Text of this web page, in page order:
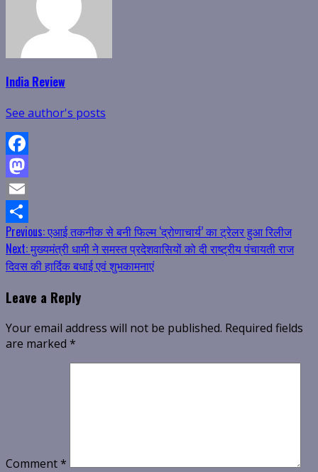
India Review
See author's posts
Facebook
Mastodon
Email
Share
Continue
Reading
Previous:एआई तकनीक से बनी फिल्म ‘द्रोणाचार्य’ का ट्रेलर हुआ रिलीज
Next:मुख्यमंत्री धामी ने समस्त प्रदेशवासियों को दी राष्ट्रीय पंचायती राज
दिवस की हार्दिक बधाई एवं शुभकामनाएं
Leave a Reply
Your email address will not be published. Required fields
are marked *
Comment*